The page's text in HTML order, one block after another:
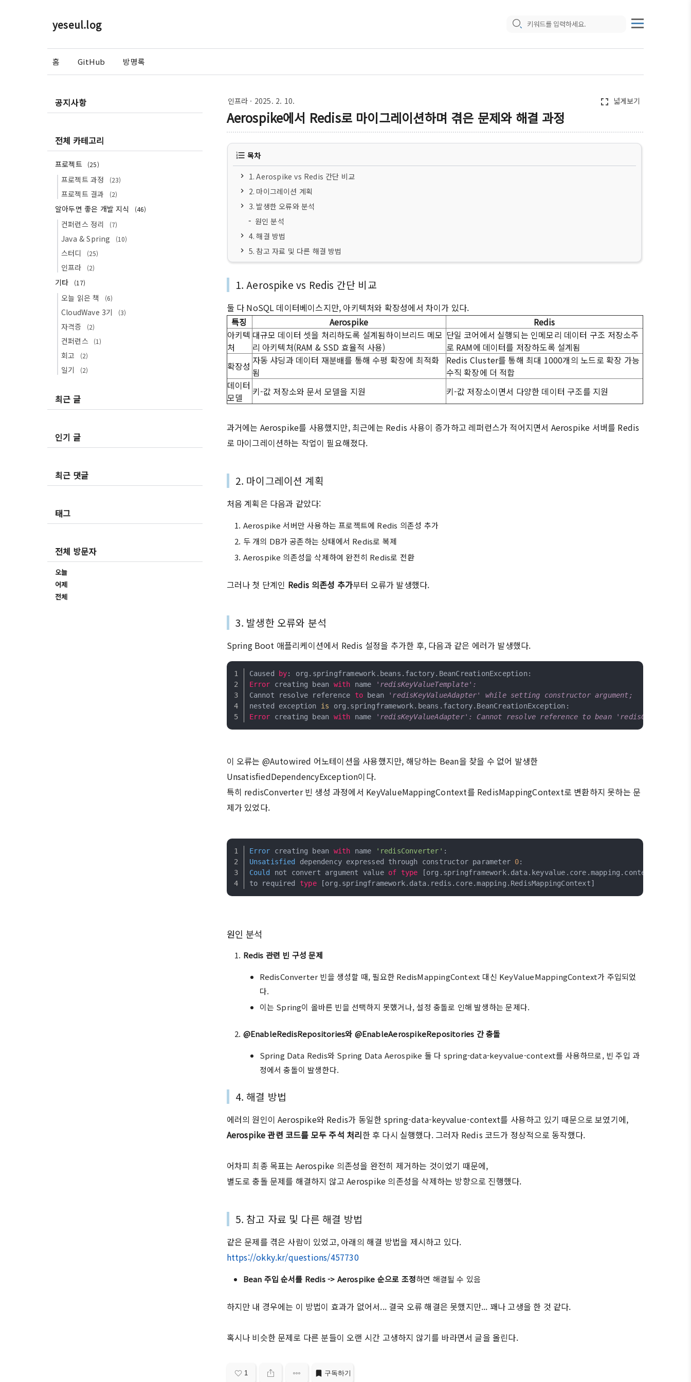
yeseul.log
홈 GitHub 방명록
인프라 · 2025. 2. 10. fullscreen 넓게보기
Aerospike에서 Redis로 마이그레이션하며 겪은 문제와 해결 과정
목차
1. Aerospike vs Redis 간단 비교
2. 마이그레이션 계획
3. 발생한 오류와 분석
원인 분석
4. 해결 방법
5. 참고 자료 및 다른 해결 방법
1. Aerospike vs Redis 간단 비교
둘 다 NoSQL 데이터베이스지만, 아키텍처와 확장성에서 차이가 있다.
특징
Aerospike
Redis
아키텍
처
대규모 데이터 셋을 처리하도록 설계됨하이브리드 메모
리 아키텍처(RAM & SSD 효율적 사용)
단일 코어에서 실행되는 인메모리 데이터 구조 저장소주
로 RAM에 데이터를 저장하도록 설계됨
확장성 자동 샤딩과 데이터 재분배를 통해 수평 확장에 최적화
됨
Redis Cluster를 통해 최대 1000개의 노드로 확장 가능
수직 확장에 더 적합
데이터
모델
키-값 저장소와 문서 모델을 지원 키-값 저장소이면서 다양한 데이터 구조를 지원
과거에는 Aerospike를 사용했지만, 최근에는 Redis 사용이 증가하고 레퍼런스가 적어지면서 Aerospike 서버를 Redis
로 마이그레이션하는 작업이 필요해졌다.
2. 마이그레이션 계획
처음 계획은 다음과 같았다:
Aerospike 서버만 사용하는 프로젝트에 Redis 의존성 추가
두 개의 DB가 공존하는 상태에서 Redis로 복제
Aerospike 의존성을 삭제하여 완전히 Redis로 전환
그러나 첫 단계인 Redis 의존성 추가부터 오류가 발생했다.
3. 발생한 오류와 분석
Spring Boot 애플리케이션에서 Redis 설정을 추가한 후, 다음과 같은 에러가 발생했다.
Caused by: org.springframework.beans.factory.BeanCreationException:
Error creating bean with name
'redisKeyValueTemplate':
Cannot resolve reference to bean
'redisKeyValueAdapter' while setting constructor argument;
nested exception is org.springframework.beans.factory.BeanCreationException:
Error creating bean with name 'redisKeyValueAdapter': Cannot resolve reference to bean
이 오류는 @Autowired 어노테이션을 사용했지만, 해당하는 Bean을 찾을 수 없어 발생한
UnsatisfiedDependencyException이다.
특히 redisConverter 빈 생성 과정에서 KeyValueMappingContext를 RedisMappingContext로 변환하지 못하는 문
제가 있었다.
Error creating bean with name 'redisConverter' :
Unsatisfied
dependency expressed through constructor parameter 0:
Could
not convert argument value of type [org. springframework. data. keyvalue . core .mapping . context
to required type [org. springframework. data. redis . core.mapping . RedisMappingContext]
원인 분석
Redis 관련 빈 구성 문제
RedisConverter 빈을 생성할 때, 필요한 RedisMappingContext 대신 KeyValueMappingContext가 주입되었
다.
이는 Spring이 올바른 빈을 선택하지 못했거나, 설정 충돌로 인해 발생하는 문제다.
@EnableRedisRepositories와 @EnableAerospikeRepositories 간 충돌
Spring Data Redis와 Spring Data Aerospike 둘 다 spring-data-keyvalue-context를 사용하므로, 빈 주입 과
정에서 충돌이 발생한다.
4. 해결 방법
에러의 원인이 Aerospike와 Redis가 동일한 spring-data-keyvalue-context를 사용하고 있기 때문으로 보였기에,
Aerospike 관련 코드를 모두 주석 처리한 후 다시 실행했다. 그러자 Redis 코드가 정상적으로 동작했다.
어차피 최종 목표는 Aerospike 의존성을 완전히 제거하는 것이었기 때문에,
별도로 충돌 문제를 해결하지 않고 Aerospike 의존성을 삭제하는 방향으로 진행했다.
5. 참고 자료 및 다른 해결 방법
같은 문제를 겪은 사람이 있었고, 아래의 해결 방법을 제시하고 있다.
https://okky.kr/questions/457730
Bean 주입 순서를 Redis -> Aerospike 순으로 조정하면 해결될 수 있음
하지만 내 경우에는 이 방법이 효과가 없어서... 결국 오류 해결은 못했지만... 꽤나 고생을 한 것 같다.
혹시나 비슷한 문제로 다른 분들이 오랜 시간 고생하지 않기를 바라면서 글을 올린다.
1 구독하기
공지사항
전체 카테고리
프로젝트 (25)
프로젝트 과정 (23)
프로젝트 결과 (2)
알아두면 좋은 개발 지식 (46)
컨퍼런스 정리 (7)
Java & Spring (10)
스터디 (25)
인프라 (2)
기타 (17)
오늘 읽은 책 (6)
CloudWave 3기 (3)
자격증 (2)
컨퍼런스 (1)
회고 (2)
일기 (2)
최근 글
인기 글
최근 댓글
태그
전체 방문자
오늘
어제
전체